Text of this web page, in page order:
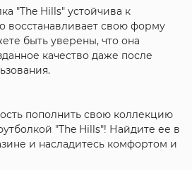
"The Hills" устойчива к
восстанавливает свою форму
быть уверены, что она
качество даже после
пополнить свою коллекцию
"The Hills"! Найдите ее в
и насладитесь комфортом и